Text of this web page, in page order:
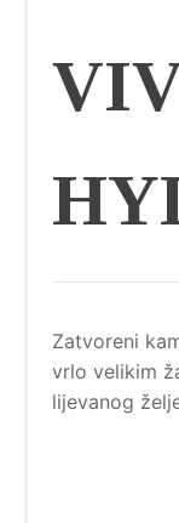
Zatvoreni
vrlo velikim
lijevanog